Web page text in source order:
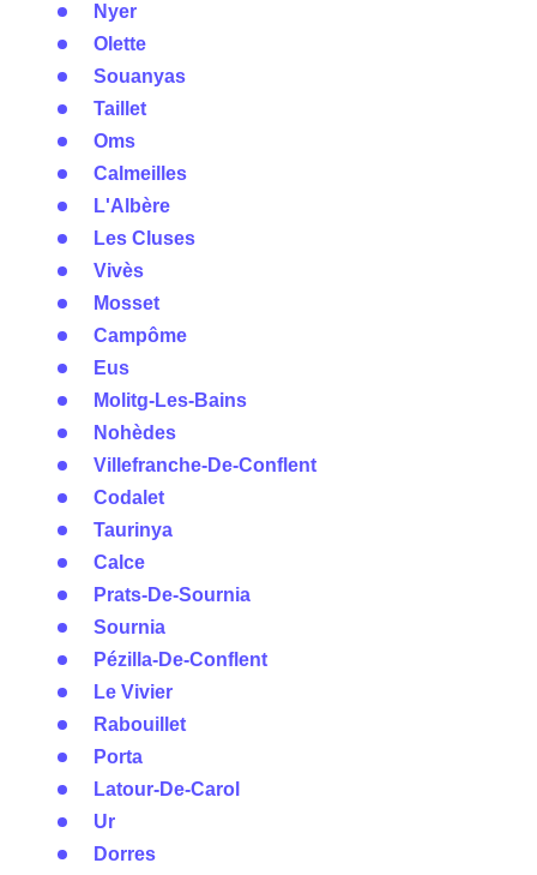
Nyer
Olette
Souanyas
Taillet
Oms
Calmeilles
L'Albère
Les Cluses
Vivès
Mosset
Campôme
Eus
Molitg-Les-Bains
Nohèdes
Villefranche-De-Conflent
Codalet
Taurinya
Calce
Prats-De-Sournia
Sournia
Pézilla-De-Conflent
Le Vivier
Rabouillet
Porta
Latour-De-Carol
Ur
Dorres